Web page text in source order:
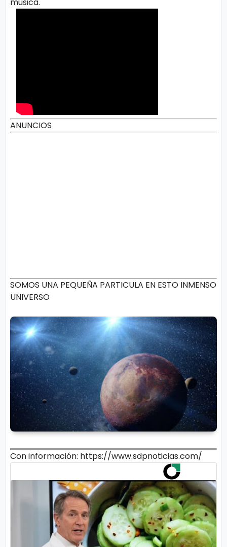
ANUNCIOS
SOMOS UNA PEQUEÑA PARTICULA EN ESTO INMENSO
UNIVERSO
Con información: https://www.sdpnoticias.com/